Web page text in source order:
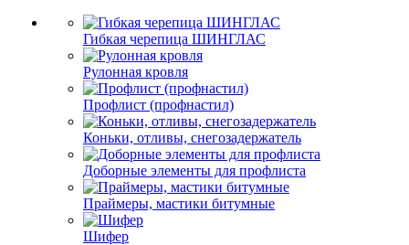
Гибкая черепица ШИНГЛАС
Рулонная кровля
Профлист (профнастил)
Коньки, отливы, снегозадержатель
Доборные элементы для профлиста
Праймеры, мастики битумные
Шифер